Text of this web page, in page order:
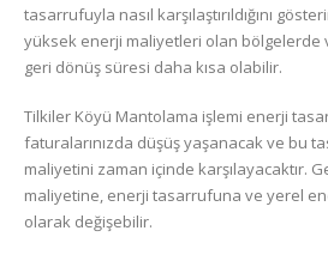
tasarrufuyla nasıl karşılaştırıldığını
yüksek enerji maliyetleri olan
geri dönüş süresi daha kısa olabilir.
Tilkiler Köyü Mantolama işlemi enerji
faturalarınızda düşüş yaşanacak ve bu
maliyetini zaman içinde karşılayacaktır.
maliyetine, enerji tasarrufuna ve yerel
olarak değişebilir.